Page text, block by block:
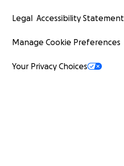
Legal Accessibility Statement
Manage Cookie Preferences
Your Privacy Choices